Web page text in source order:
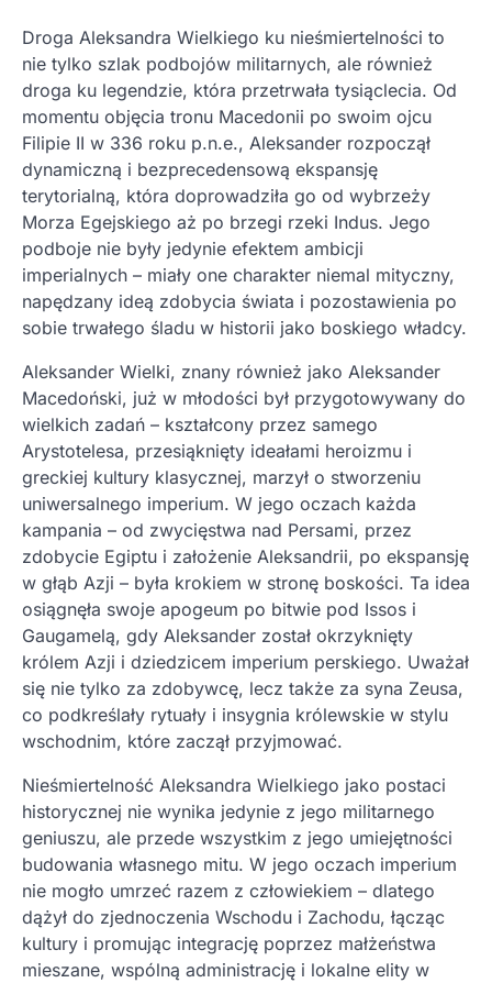
Droga Aleksandra Wielkiego ku nieśmiertelności to
nie tylko szlak podbojów militarnych, ale również
droga ku legendzie, która przetrwała tysiąclecia. Od
momentu objęcia tronu Macedonii po swoim ojcu
Filipie II w 336 roku p.n.e., Aleksander rozpoczął
dynamiczną i bezprecedensową ekspansję
terytorialną, która doprowadziła go od wybrzeży
Morza Egejskiego aż po brzegi rzeki Indus. Jego
podboje nie były jedynie efektem ambicji
imperialnych – miały one charakter niemal mityczny,
napędzany ideą zdobycia świata i pozostawienia po
sobie trwałego śladu w historii jako boskiego władcy.
Aleksander Wielki, znany również jako Aleksander
Macedoński, już w młodości był przygotowywany do
wielkich zadań – kształcony przez samego
Arystotelesa, przesiąknięty ideałami heroizmu i
greckiej kultury klasycznej, marzył o stworzeniu
uniwersalnego imperium. W jego oczach każda
kampania – od zwycięstwa nad Persami, przez
zdobycie Egiptu i założenie Aleksandrii, po ekspansję
w głąb Azji – była krokiem w stronę boskości. Ta idea
osiągnęła swoje apogeum po bitwie pod Issos i
Gaugamelą, gdy Aleksander został okrzyknięty
królem Azji i dziedzicem imperium perskiego. Uważał
się nie tylko za zdobywcę, lecz także za syna Zeusa,
co podkreślały rytuały i insygnia królewskie w stylu
wschodnim, które zaczął przyjmować.
Nieśmiertelność Aleksandra Wielkiego jako postaci
historycznej nie wynika jedynie z jego militarnego
geniuszu, ale przede wszystkim z jego umiejętności
budowania własnego mitu. W jego oczach imperium
nie mogło umrzeć razem z człowiekiem – dlatego
dążył do zjednoczenia Wschodu i Zachodu, łącząc
kultury i promując integrację poprzez małżeństwa
mieszane, wspólną administrację i lokalne elity w